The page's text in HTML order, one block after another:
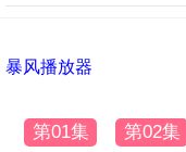
暴风播放器
第01集 第02集